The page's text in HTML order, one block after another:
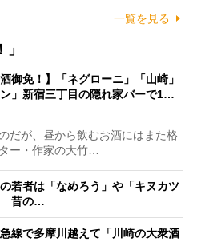
一覧を見る
御免！】「ネグローニ」「山崎」
ン」新宿三丁目の隠れ家バーで1…
だが、昼から飲むお酒にはまた格
ー・作家の大竹…
若者は「なめろう」や「キヌカツ
昔の…
線で多摩川越えて「川崎の大衆酒